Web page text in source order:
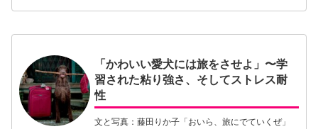
介から。し…【続きを読む】
「かわいい愛犬には旅をさせよ」〜学
習された粘り強さ、そしてストレス耐
性
文と写真：藤田りか子「おいら、旅にでていくぜ」